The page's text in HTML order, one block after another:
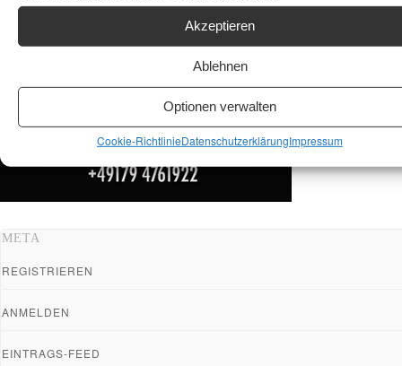
Akzeptieren
Ablehnen
Optionen verwalten
Cookie-RichtlinieDatenschutzerklärungImpressum
META
REGISTRIEREN
ANMELDEN
EINTRAGS-FEED